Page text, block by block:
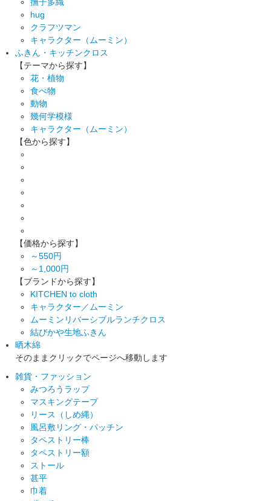
hug
クラフツマン
キャラクター（ムーミン）
ふきん・キッチンクロス
【テーマから探す】
花・植物
食べ物
動物
幾何学模様
キャラクター（ムーミン）
【色から探す】
【価格から探す】
～550円
～1,000円
【ブランドから探す】
KITCHEN to cloth
キャラクター／ムーミン
ムーミンリバーシブルランチクロス
結びかや生地ふきん
晒木綿
そのままクリックでページへ移動します
雑貨・ファッション
みつろうラップ
マスキングテープ
リース（しめ縄）
風呂敷リング・パッチン
タペストリー棒
タペストリー額
ストール
甚平
巾着